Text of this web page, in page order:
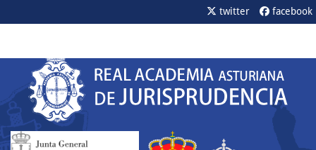
twitter facebook